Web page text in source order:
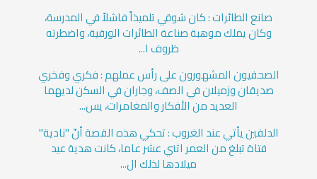
صانع الطائرات : كان شوقي تلميذاً فاشلاً في المدرسة،
وكان يملك موهبة صناعة الطائرات الورقية، واضطرته
ظروف ا...
الصحفيون المشهورون على رأس عملهم : فكري وفخري
صديقان وزميلان في الصف، وجاران في السكن لديهما
العديد من الأفكار والمغامرات، يس...
الدلفين يأتي عند الغروب : تحكي هذه القصة أنّ "نادية"
فتاة تبلغ من العمر اثني عشر عاما، كانت هدية عيد
ميلادها لذلك ال...